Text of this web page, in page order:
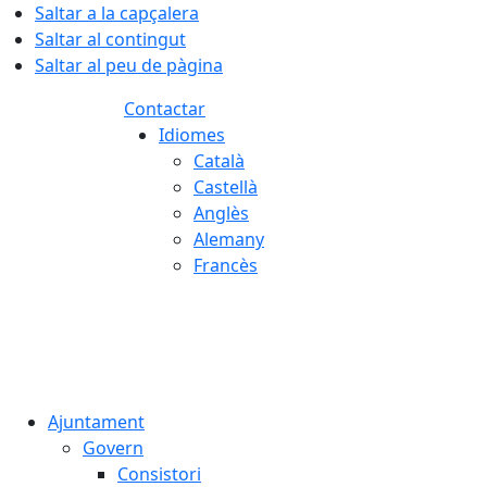
Saltar a la capçalera
Saltar al contingut
Saltar al peu de pàgina
Contactar
Idiomes
Català
Castellà
Anglès
Alemany
Francès
Ajuntament
Govern
Consistori